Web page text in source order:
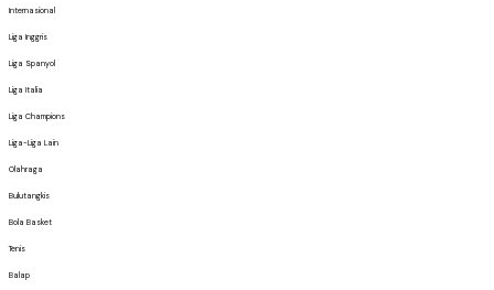
Internasional
Liga Inggris
Liga Spanyol
Liga Italia
Liga Champions
Liga-Liga Lain
Olahraga
Bulutangkis
Bola Basket
Tenis
Balap